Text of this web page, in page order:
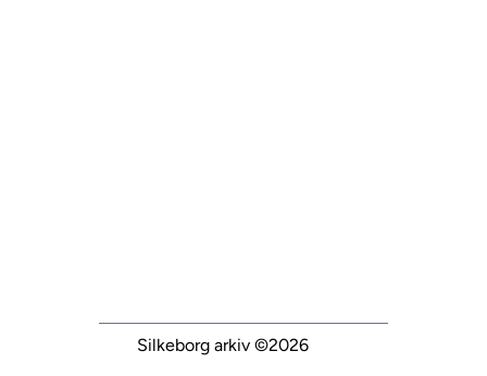
Silkeborg arkiv©2026